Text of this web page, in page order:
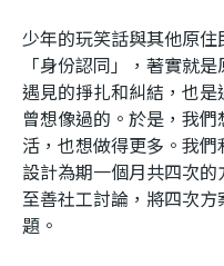
少年的玩笑話與其他原
「身份認同」，著實就
遇見的掙扎和糾結，也
曾想像過的。於是，我
活，也想做得更多。我們
設計為期一個月共四次
至善社工討論，將四次
題。